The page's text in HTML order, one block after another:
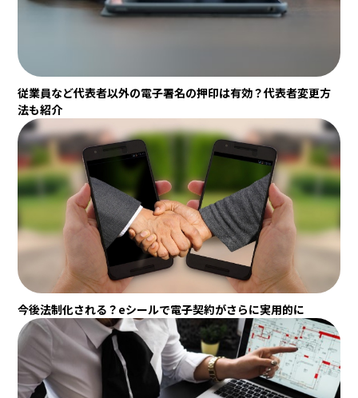
従業員など代表者以外の電子署名の押印は有効？代表者変更方
法も紹介
今後法制化される？eシールで電子契約がさらに実用的に